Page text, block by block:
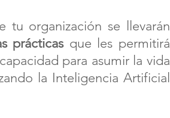
tu organización se llevarán
prácticasque les permitirá
para asumir la vida
la Inteligencia Artificial